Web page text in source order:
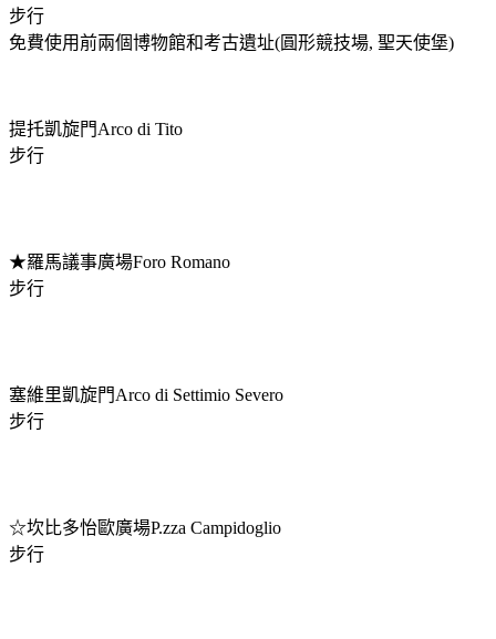
步行
免費使用前兩個博物館和考古遺址(圓形競技場, 聖天使堡)
提托凱旋門Arco di Tito
步行
★羅馬議事廣場Foro Romano
步行
塞維里凱旋門Arco di Settimio Severo
步行
☆坎比多怡歐廣場P.zza Campidoglio
步行